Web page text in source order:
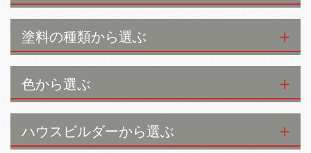
塗料の種類から選ぶ
色から選ぶ
ハウスビルダーから選ぶ